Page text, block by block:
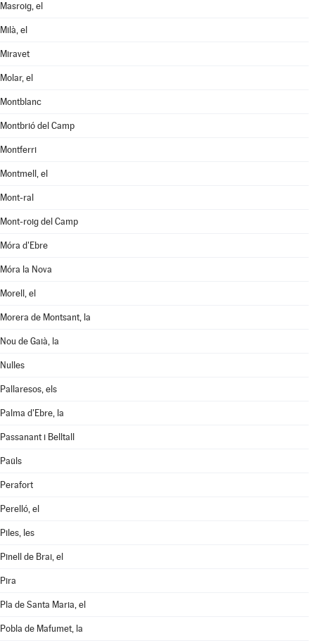
Masroig, el
Milà, el
Miravet
Molar, el
Montblanc
Montbrió del Camp
Montferri
Montmell, el
Mont-ral
Mont-roig del Camp
Móra d'Ebre
Móra la Nova
Morell, el
Morera de Montsant, la
Nou de Gaià, la
Nulles
Pallaresos, els
Palma d'Ebre, la
Passanant i Belltall
Paüls
Perafort
Perelló, el
Piles, les
Pinell de Brai, el
Pira
Pla de Santa Maria, el
Pobla de Mafumet, la